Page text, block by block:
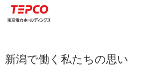
新潟で働く私たちの思い